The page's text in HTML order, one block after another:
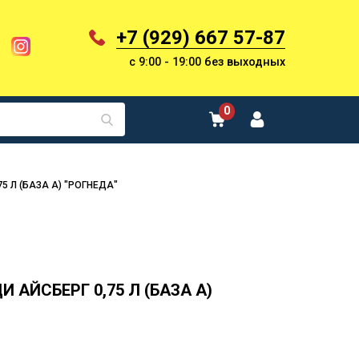
+7 (929) 667 57-87
с 9:00 - 19:00 без выходных
0
Л (БАЗА А) "РОГНЕДА"
АЙСБЕРГ 0,75 Л (БАЗА А)